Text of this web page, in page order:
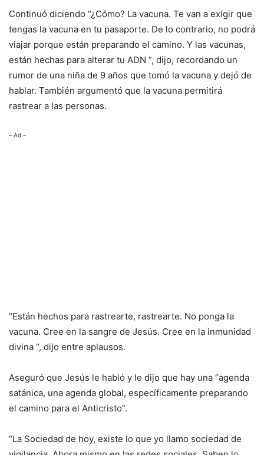
Continuó diciendo “¿Cómo? La vacuna. Te van a exigir que
tengas la vacuna en tu pasaporte. De lo contrario, no podrá
viajar porque están preparando el camino. Y las vacunas,
están hechas para alterar tu ADN ”, dijo, recordando un
rumor de una niña de 9 años que tomó la vacuna y dejó de
hablar. También argumentó que la vacuna permitirá
rastrear a las personas.
– Ad –
“Están hechos para rastrearte, rastrearte. No ponga la
vacuna. Cree en la sangre de Jesús. Cree en la inmunidad
divina ”, dijo entre aplausos.
Aseguró que Jesús le habló y le dijo que hay una “agenda
satánica, una agenda global, específicamente preparando
el camino para el Anticristo”.
“La Sociedad de hoy, existe lo que yo llamo sociedad de